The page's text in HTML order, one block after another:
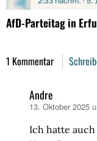
AfD-Parteitag in
1 Kommentar
Andre
sagt:
13. Oktober 2025
Ich hatte